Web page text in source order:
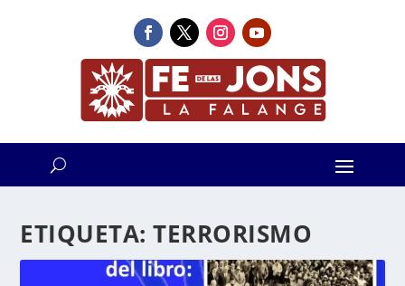
ETIQUETA:TERRORISMO